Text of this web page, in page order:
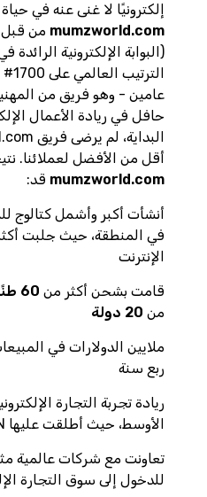
إلكترونيًا لا غنى عنه في
mumzworld.com
(البوابة الإلكترونية
عامين - وهو فريق من
حافل في ريادة الأعمال
أقل من الأفضل لعملائنا.
mumzworld.com قد:
أنشأت أكبر وأشمل كتالوج
في المنطقة، حيث جلبت
الإنترنت
قامت بشحن أكثر من 60 طنًا من المنتجات
من 20 دولة
ملايين الدولارات في
ربع سنة
ريادة تجربة التجارة
الأوسط، حيث أطلقت عليها CNN
تعاونت مع شركات عالمية
للدخول إلى سوق التجارة